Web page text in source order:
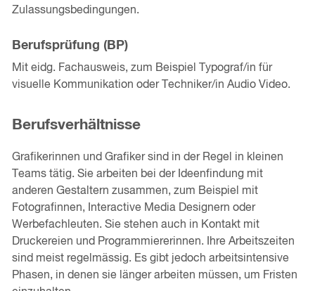
Zulassungsbedingungen.
Berufsprüfung (BP)
Mit eidg. Fachausweis, zum Beispiel Typograf/in für
visuelle Kommunikation oder Techniker/in Audio Video.
Berufsverhältnisse
Grafikerinnen und Grafiker sind in der Regel in kleinen
Teams tätig. Sie arbeiten bei der Ideenfindung mit
anderen Gestaltern zusammen, zum Beispiel mit
Fotografinnen, Interactive Media Designern oder
Werbefachleuten. Sie stehen auch in Kontakt mit
Druckereien und Programmiererinnen. Ihre Arbeitszeiten
sind meist regelmässig. Es gibt jedoch arbeitsintensive
Phasen, in denen sie länger arbeiten müssen, um Fristen